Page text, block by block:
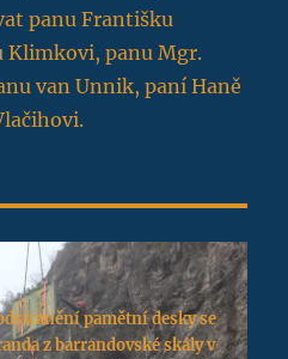
panu Františku
Klimkovi, panu Mgr.
van Unnik, paní Haně
pamětní desky se
z barrandovské skály v